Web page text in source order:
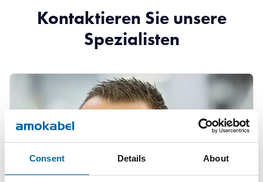
Consent Details About
Kontaktieren Sie unsere
Spezialisten